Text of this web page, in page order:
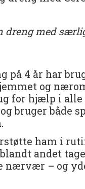
dreng med
på 4 år har
og
for hjælp i
bruger både
ham i
andet
nærvær – og